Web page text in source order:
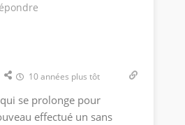
10 années plus tôt
qui se prolonge pour
effectué un sans